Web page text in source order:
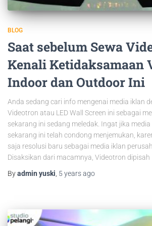
BLOG
Saat sebelum Sewa
Kenali Ketidaksamaan
Indoor dan Outdoor Ini
Anda sedang cari info mengenai media iklan
Videotron atau LED Wall Screen ini sebagai
sekarang ini sedang meledak. Ingat jika
sekarang ini telah condong menjemukan,
saja resolusi baru sebagai media iklan
Disaksikan dari macamnya, Videotron dipisah
Byadmin yuski 5 yearsago